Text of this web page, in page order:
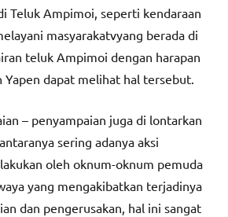
Teluk Ampimoi, seperti kendaraan
masyarakatvyang berada di
teluk Ampimoi dengan harapan
Yapen dapat melihat hal tersebut.
– penyampaian juga di lontarkan
sering adanya aksi
oleh oknum-oknum pemuda
yang mengakibatkan terjadinya
dan pengerusakan, hal ini sangat